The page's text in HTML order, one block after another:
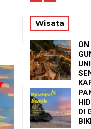
Wisata
DI